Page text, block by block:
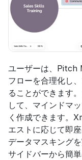
ユーザーは、Pitch
フローを合理化し
ることができます
して、マインドマ
く作成できます。
エストに応じて即
データマスキング
サイドバーから簡